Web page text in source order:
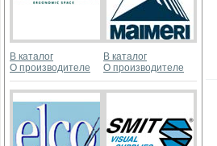
В каталог
О производителе
В каталог
О производителе